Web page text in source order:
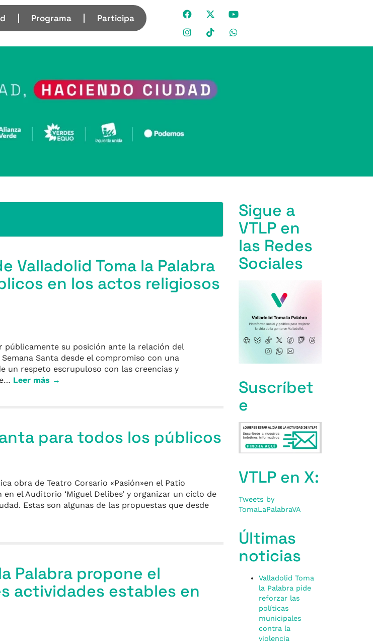
Programa Participa
Valladolid Toma la Palabra
en los actos religiosos
públicamente su posición ante la relación del
Santa desde el compromiso con una
un respeto escrupuloso con las creencias y
Leer más →
para todos los públicos
obra de Teatro Corsario «Pasión»en el Patio
el Auditorio ‘Miguel Delibes’ y organizar un ciclo de
Estas son algunas de las propuestas que desde
Palabra propone el
actividades estables en
Sigue a
VTLP en
las Redes
Sociales
Suscríbet
e
VTLP en X:
Tweets by
TomaLaPalabraVA
Últimas
noticias
Valladolid Toma
la Palabra pide
reforzar las
políticas
municipales
contra la
violencia